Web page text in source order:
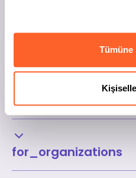
Tümüne
Kurumsal
for_organizations